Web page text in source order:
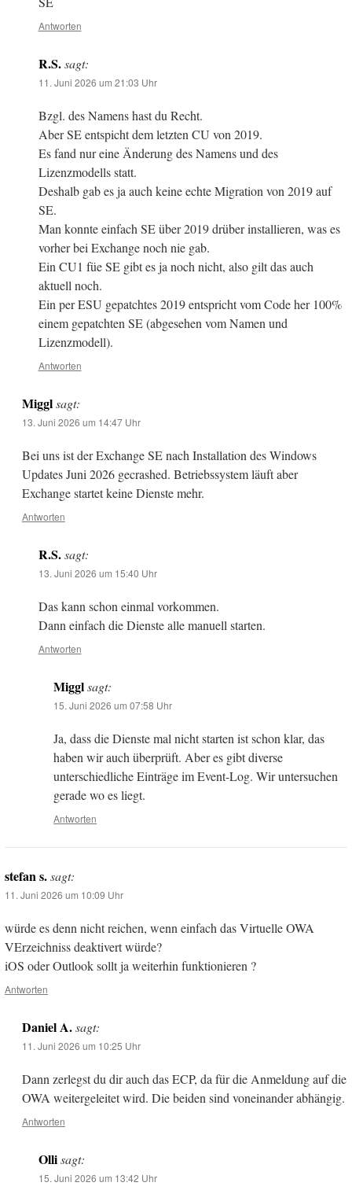
Antworten
R.S. sagt:
11. Juni 2026 um 21:03 Uhr
Bzgl. des Namens hast du Recht.
Aber SE entspicht dem letzten CU von 2019.
Es fand nur eine Änderung des Namens und des
Lizenzmodells statt.
Deshalb gab es ja auch keine echte Migration von 2019 auf
SE.
Man konnte einfach SE über 2019 drüber installieren, was es
vorher bei Exchange noch nie gab.
Ein CU1 füe SE gibt es ja noch nicht, also gilt das auch
aktuell noch.
Ein per ESU gepatchtes 2019 entspricht vom Code her 100%
einem gepatchten SE (abgesehen vom Namen und
Lizenzmodell).
Antworten
Miggl sagt:
13. Juni 2026 um 14:47 Uhr
Bei uns ist der Exchange SE nach Installation des Windows
Updates Juni 2026 gecrashed. Betriebssystem läuft aber
Exchange startet keine Dienste mehr.
Antworten
R.S. sagt:
13. Juni 2026 um 15:40 Uhr
Das kann schon einmal vorkommen.
Dann einfach die Dienste alle manuell starten.
Antworten
Migglsagt:
15. Juni 2026 um 07:58 Uhr
Ja, dass die Dienste mal nicht starten ist schon klar, das
haben wir auch überprüft. Aber es gibt diverse
unterschiedliche Einträge im Event-Log. Wir untersuchen
gerade wo es liegt.
Antworten
stefan s.sagt:
11. Juni 2026 um 10:09 Uhr
würde es denn nicht reichen, wenn einfach das Virtuelle OWA
VErzeichniss deaktivert würde?
iOS oder Outlook sollt ja weiterhin funktionieren ?
Antworten
Daniel A. sagt:
11. Juni 2026 um 10:25 Uhr
Dann zerlegst du dir auch das ECP, da für die Anmeldung auf die
OWA weitergeleitet wird. Die beiden sind voneinander abhängig.
Antworten
Olli sagt:
15. Juni 2026 um 13:42 Uhr